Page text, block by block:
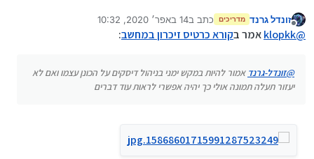
לראות עוד דברים
מנותק
זונדל גרנד מדריכים כתב ב14 באפר׳ 2020, 10:32
נערך לאחרונה על ידי
@
klopkkאמר בקורא כרטיס זיכרון במחשב:
@זונדל-גרנד אמור להיות במקש ימני בניהול דיסקים על הכונן עצמו ואם לא
יעזור תעלה תמונה אולי כך יהיה אפשרי לראות עוד דברים